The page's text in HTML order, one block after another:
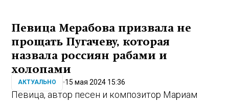
Певица Мерабова призвала не
прощать Пугачеву, которая
назвала россиян рабами и
холопами
АКТУАЛЬНО 15 мая 2024 15:36
Певица, автор песен и композитор Мариам